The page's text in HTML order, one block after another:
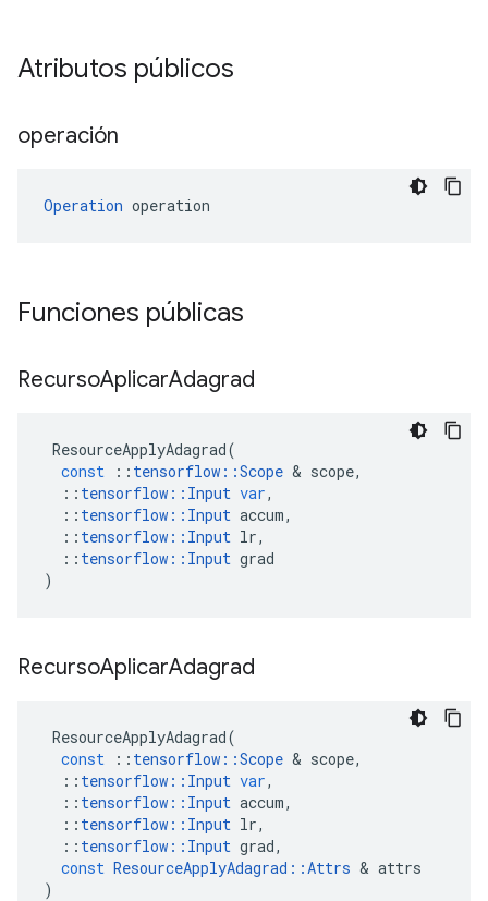
Atributos públicos
operación
Operation operation
Funciones públicas
RecursoAplicarAdagrad
ResourceApplyAdagrad(
const
:: tensorflow ::Scope & scope,
:: tensorflow :: Input var,
:: tensorflow :: Input accum,
:: tensorflow :: Input lr,
:: tensorflow :: Input grad
)
RecursoAplicarAdagrad
ResourceApplyAdagrad(
const
:: tensorflow ::Scope & scope,
:: tensorflow :: Input var,
:: tensorflow :: Input accum,
:: tensorflow :: Input lr,
:: tensorflow :: Input grad,
const ResourceApplyAdagrad ::Attrs & attrs
)